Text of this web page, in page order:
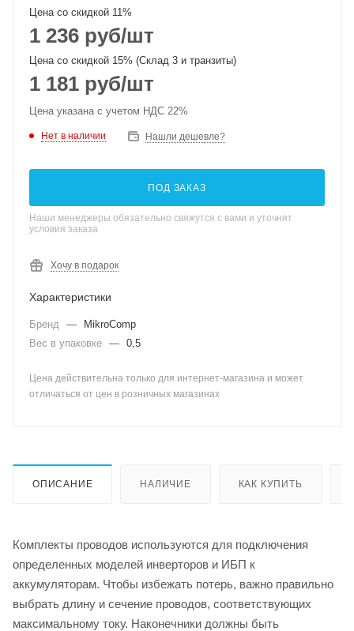
Цена со скидкой 11%
1 236 руб/шт
Цена со скидкой 15% (Склад 3 и транзиты)
1 181 руб/шт
Цена указана с учетом НДС 22%
Нет в наличии Нашли дешевле?
ПОД ЗАКАЗ
Наши менеджеры обязательно свяжутся с вами и уточнят
условия заказа
Хочу в подарок
Характеристики
Бренд —
MikroComp
Вес в упаковке — 0,5
Цена действительна только для интернет-магазина и может
отличаться от цен в розничных магазинах
ОПИСАНИЕ НАЛИЧИЕ КАК КУПИТЬ
Комплекты проводов используются для подключения
определенных моделей инверторов и ИБП к
аккумуляторам. Чтобы избежать потерь, важно правильно
выбрать длину и сечение проводов, соответствующих
максимальному току. Наконечники должны быть